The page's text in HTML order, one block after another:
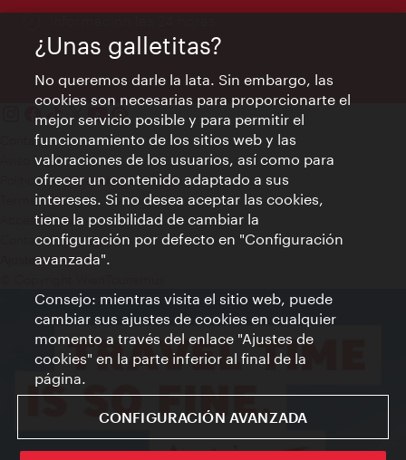
Contacto
Aviso legal
Política de privacidad de datos
Terms of Use
Accesibilidad
Contacto para la prensa
Ajustes de cookie
¿Unas galletitas?
No queremos darle la lata. Sin embargo, las
cookies son necesarias para proporcionarte el
mejor servicio posible y para permitir el
funcionamiento de los sitios web y las
valoraciones de los usuarios, así como para
ofrecer un contenido adaptado a sus
intereses. Si no desea aceptar las cookies,
tiene la posibilidad de cambiar la
configuración por defecto en "Configuración
avanzada".
Consejo: mientras visita el sitio web, puede
cambiar sus ajustes de cookies en cualquier
momento a través del enlace "Ajustes de
cookies" en la parte inferior al final de la
página.
CONFIGURACIÓN AVANZADA